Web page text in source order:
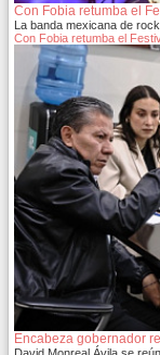
Con Fobia retumba el
La banda mexicana de
Con Fobia retumba el
Encabeza gobernador